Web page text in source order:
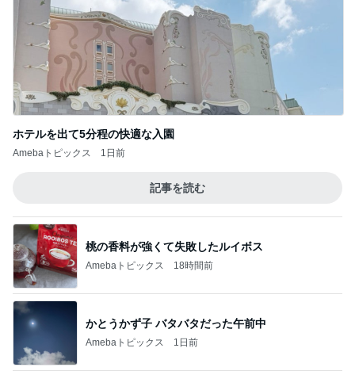
ホテルを出て5分程の快適な入園
Amebaトピックス 1日前
記事を読む
桃の香料が強くて失敗したルイボス
Amebaトピックス 18時間前
かとうかず子 バタバタだった午前中
Amebaトピックス 1日前